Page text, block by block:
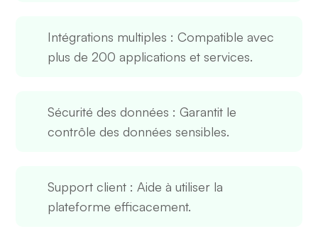
Intégrations multiples : Compatible avec
plus de 200 applications et services.
Sécurité des données : Garantit le
contrôle des données sensibles.
Support client : Aide à utiliser la
plateforme efficacement.